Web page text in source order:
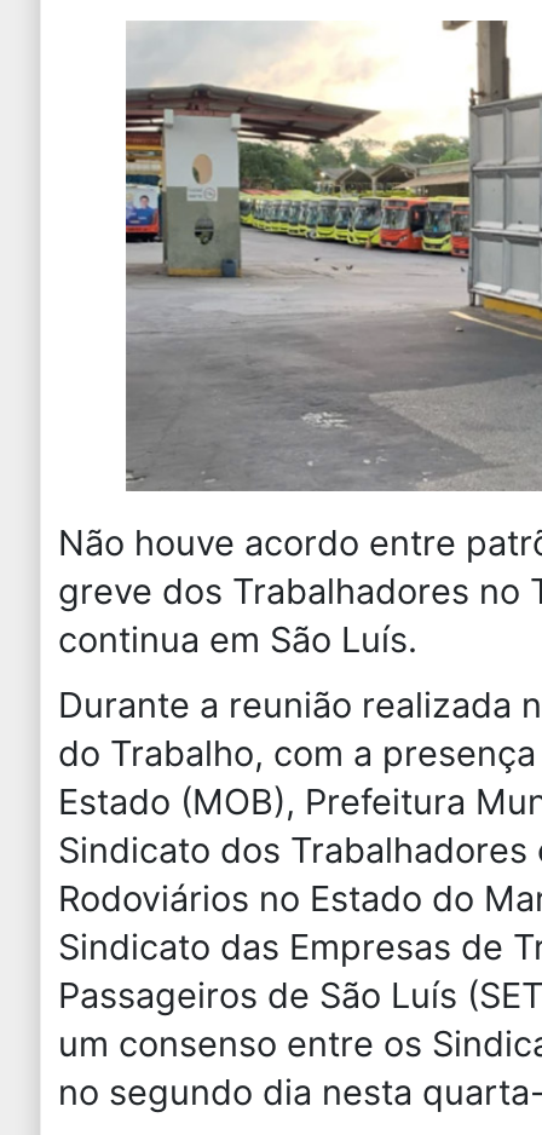
Não houve acordo entre
greve dos Trabalhadores no
continua em São Luís.
Durante a reunião realizada
do Trabalho, com a
Estado (MOB), Prefeitura
Sindicato dos
Rodoviários no Estado do
Sindicato das Empresas de
Passageiros de São Luís
um consenso entre os
no segundo dia nesta